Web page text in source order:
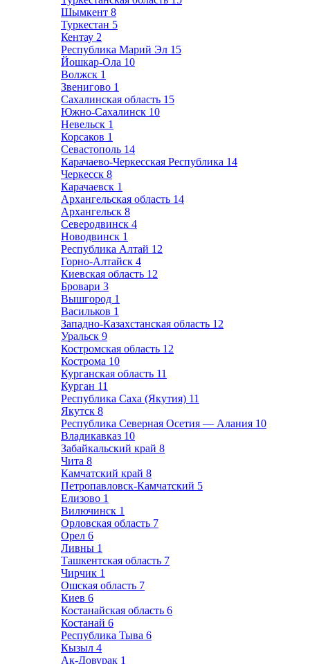
Шымкент 8
Туркестан 5
Кентау 2
Республика Марий Эл 15
Йошкар-Ола 10
Волжск 1
Звенигово 1
Сахалинская область 15
Южно-Сахалинск 10
Невельск 1
Корсаков 1
Севастополь 14
Карачаево-Черкесская Республика 14
Черкесск 8
Карачаевск 1
Архангельская область 14
Архангельск 8
Северодвинск 4
Новодвинск 1
Республика Алтай 12
Горно-Алтайск 4
Киевская область 12
Бровари 3
Вышгород 1
Васильков 1
Западно-Казахстанская область 12
Уральск 9
Костромская область 12
Кострома 10
Курганская область 11
Курган 11
Республика Саха (Якутия) 11
Якутск 8
Республика Северная Осетия — Алания 10
Владикавказ 10
Забайкальский край 8
Чита 8
Камчатский край 8
Петропавловск-Камчатский 5
Елизово 1
Вилючинск 1
Орловская область 7
Орел 6
Ливны 1
Ташкентская область 7
Чирчик 1
Ошская область 7
Киев 6
Костанайская область 6
Костанай 6
Республика Тыва 6
Кызыл 4
Ак-Довурак 1